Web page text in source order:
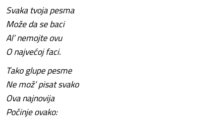
Svaka tvoja pesma
Može da se baci
Al’ nemojte ovu
O najvećoj faci.
Tako glupe pesme
Ne mož’ pisat svako
Ova najnovija
Počinje ovako: